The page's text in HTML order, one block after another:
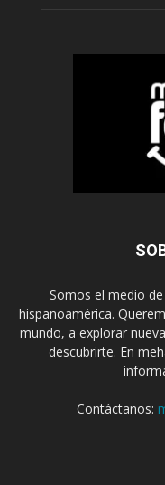
Somos el medio
hispanoamérica.
mundo, a explorar
descubrirte. En
Contáctanos: